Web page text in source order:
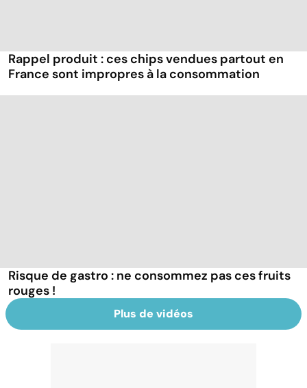
Rappel produit : ces chips vendues partout en
France sont impropres à la consommation
Risque de gastro : ne consommez pas ces fruits
rouges !
Plus de vidéos